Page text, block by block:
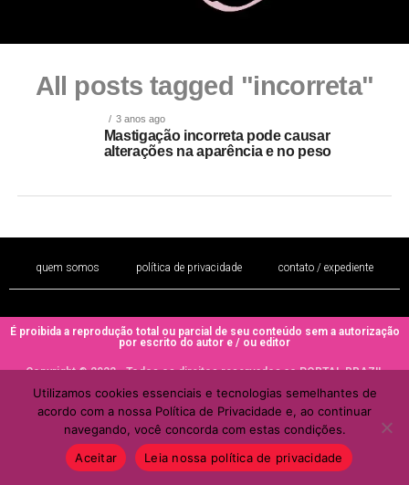
All posts tagged "incorreta"
3 anos ago
Mastigação incorreta pode causar
alterações na aparência e no peso
quem somos política de privacidade contato / expediente
É proibida a reprodução total ou parcial de seu conteúdo sem a autorização
por escrito do autor e / ou editor
Copyright © 2022 - Todos os direitos reservados ao PORTAL BRAZIL
Utilizamos cookies essenciais e tecnologias semelhantes de
acordo com a nossa Política de Privacidade e, ao continuar
navegando, você concorda com estas condições.
Aceitar
Leia nossa política de privacidade